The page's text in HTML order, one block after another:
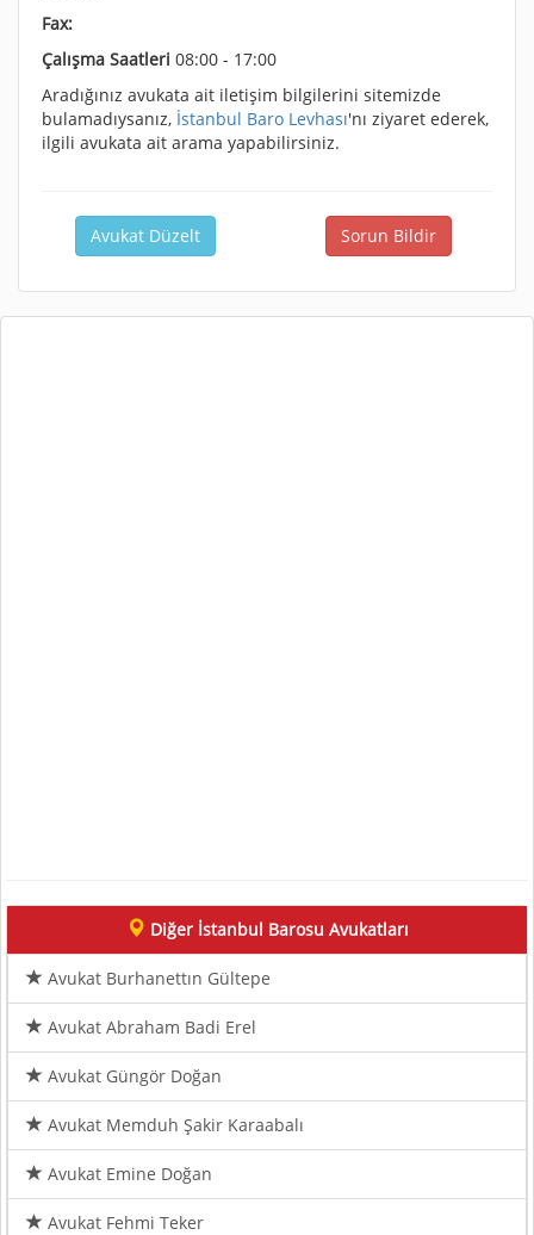
Fax:
Çalışma Saatleri 08:00 - 17:00
Aradığınız avukata ait iletişim bilgilerini sitemizde
bulamadıysanız, İstanbul Baro Levhası'nı ziyaret ederek,
ilgili avukata ait arama yapabilirsiniz.
Avukat Düzelt Sorun Bildir
Diğer İstanbul Barosu Avukatları
Avukat Burhanettın Gültepe
Avukat Abraham Badi Erel
Avukat Güngör Doğan
Avukat Memduh Şakir Karaabalı
Avukat Emine Doğan
Avukat Fehmi Teker